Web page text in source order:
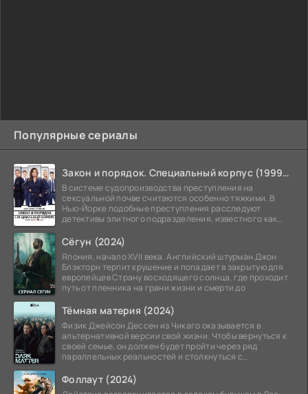
Популярные сериалы
Закон и порядок. Специальный корпус (1999-2026)
В системе судопроизводства преступления на
сексуальной почве считаются особенно тяжкими. В
Нью-Йорке подобные преступления расследуют
детективы элитного подразделения, известного как
Сёгун (2024)
Япония, начало XVII века. Английский штурман Джон
Блэкторн терпит крушение и попадает в закрытую для
европейцев Страну восходящего солнца, где проходит
путь от пленника на грани жизни и смерти до
Тёмная материя (2024)
Физик Джейсон Дессен из Чикаго оказывается в
альтернативной версии свой жизни. Чтобы вернуться к
своей семье, он должен будет пройти через ряд
параллельных реальностей и столкнуться с
Фоллаут (2024)